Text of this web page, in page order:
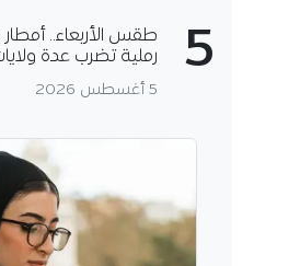
5
طقس الأربعاء..
رملية تضرب عدة
5 أغسطس 2026